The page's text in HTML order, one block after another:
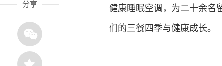
分享
健康睡眠空调，为二十余名
们的三餐四季与健康成长。